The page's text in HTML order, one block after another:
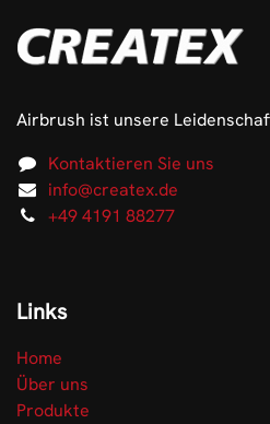
Airbrush ist unsere
Kontaktieren Sie uns
info@createx.de
+49 4191 88277
Links
Home
Über uns
Produkte